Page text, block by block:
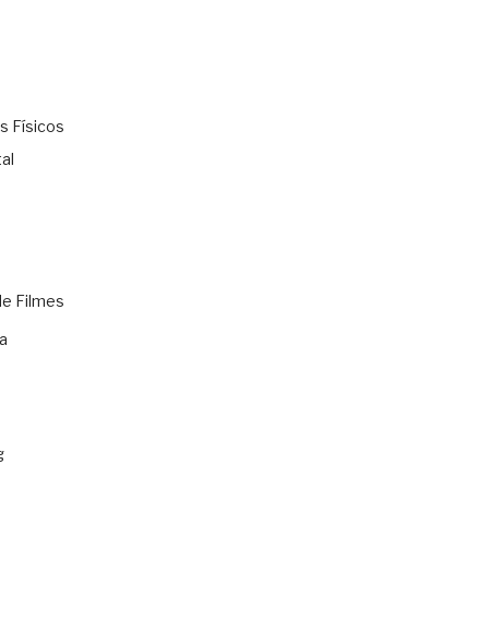
Físicos
Filmes